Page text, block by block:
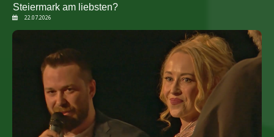
Steiermark am liebsten?
22.07.2026